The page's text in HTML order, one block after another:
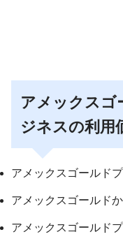
アメックスゴ
ジネスの利用
アメックスゴールド
アメックスゴールド
アメックスゴールド